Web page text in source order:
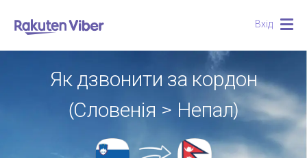
Вхід
Як дзвонити за кордон
(Словенія > Непал)